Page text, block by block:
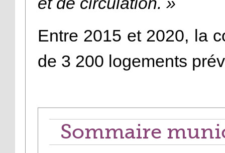
Entre 2015 et 2020, la
de 3 200 logements
Sommaire